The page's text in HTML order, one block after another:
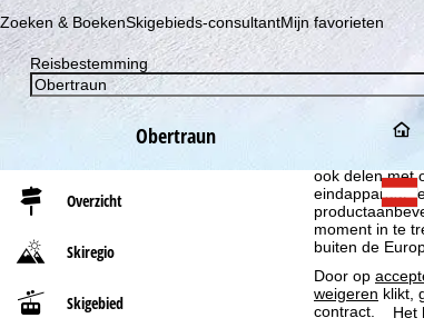
Cookie-
ook delen met
eindapparaat-
moment in te
buiten de
Door op
weigeren klikt,
contract.
Zoeken & BoekenSkigebieds-consultantMijn favorieten
Reisbestemming
Obertraun
Overzicht
Skiregio
Skigebied Het